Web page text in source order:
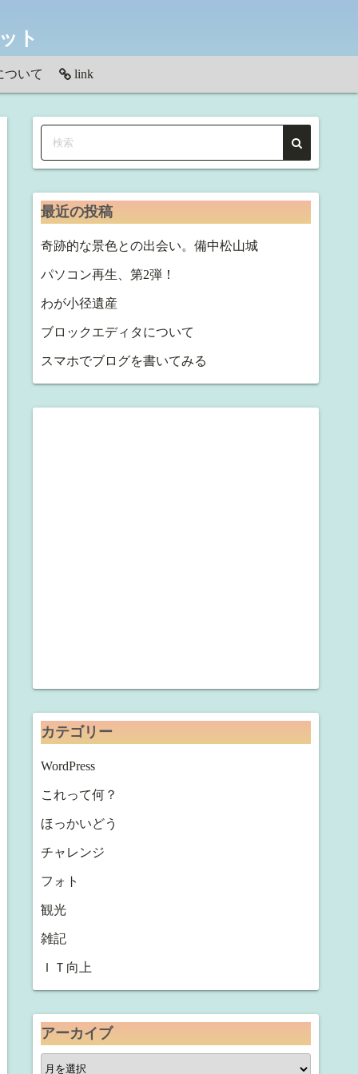
ト
ついて link
最近の投稿
奇跡的な景色との出会い。備中松山城
パソコン再生、第2弾！
わが小径遺産
ブロックエディタについて
スマホでブログを書いてみる
カテゴリー
WordPress
これって何？
ほっかいどう
チャレンジ
フォト
観光
雑記
ＩＴ向上
アーカイブ
ア